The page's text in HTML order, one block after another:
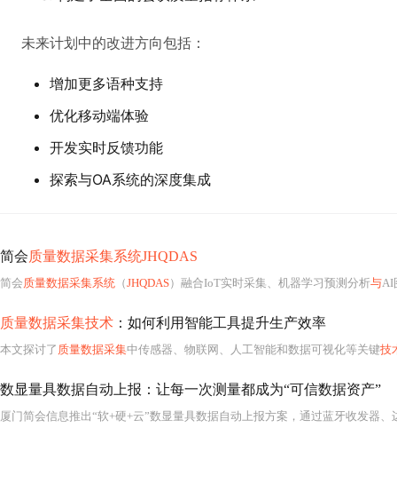
未来计划中的改进方向包括：
增加更多语种支持
优化移动端体验
开发实时反馈功能
探索与OA系统的深度集成
简会质量数据采集系统JHQDAS
简会质量数据采集系统 （JHQDAS）融合IoT实时采集、机器学习预测分析与AI
质量数据采集技术 ：如何利用智能工具提升生产效率
本文探讨了 质量数据采集中传感器、物联网、人工智能和数据可视化等关键技
数显量具数据自动上报：让每一次测量都成为“可信数据资产”
厦门简会信息推出“软+硬+云”数显量具数据自动上报方案，通过蓝牙收发器、